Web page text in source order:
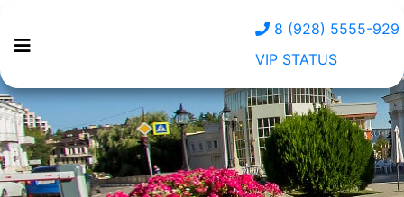
8 (928) 5555-929
VIP STATUS